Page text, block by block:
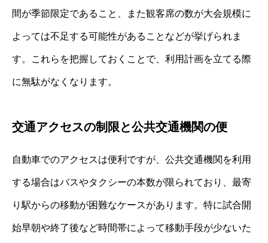
間が季節限定であること、また観客席の数が大会規模に
よっては不足する可能性があることなどが挙げられま
す。これらを把握しておくことで、利用計画を立てる際
に無駄がなくなります。
交通アクセスの制限と公共交通機関の便
自動車でのアクセスは便利ですが、公共交通機関を利用
する場合はバスやタクシーの本数が限られており、最寄
り駅からの移動が困難なケースがあります。特に試合開
始早朝や終了後など時間帯によって移動手段が少ないた